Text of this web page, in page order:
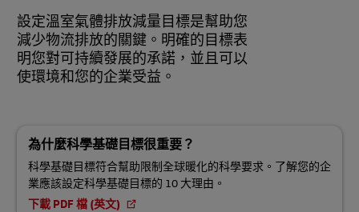
設定溫室氣體排放減量目標是幫助您
減少物流排放的關鍵。明確的目標表
明您對可持續發展的承諾，並且可以
使環境和您的企業受益。
為什麼科學基礎目標很重要？
科學基礎目標符合幫助限制全球暖化的科學要求。了解您的企
業應該設定科學基礎目標的 10 大理由。
下載 PDF 檔 (英文)